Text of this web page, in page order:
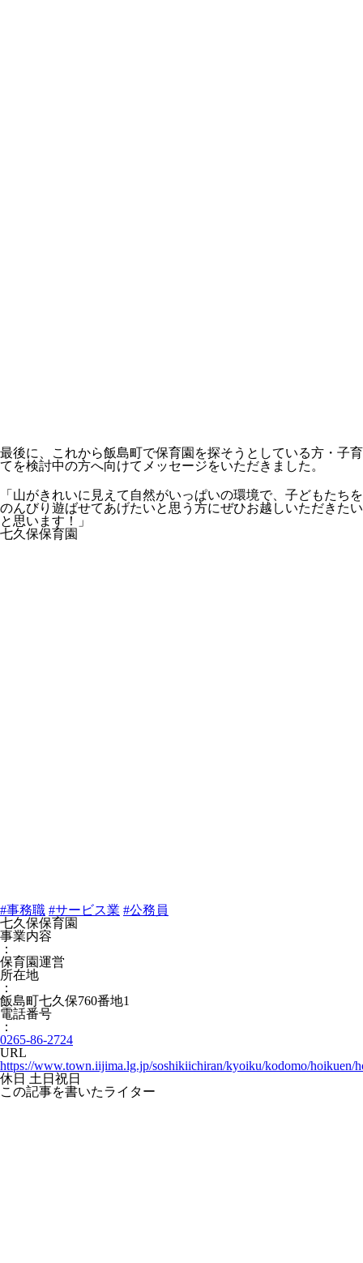
最後に、これから飯島町で保育園を探そうとしている方・子育
てを検討中の方へ向けてメッセージをいただきました。
「山がきれいに見えて自然がいっぱいの環境で、子どもたちを
のんびり遊ばせてあげたいと思う方にぜひお越しいただきたい
と思います！」
七久保保育園
#事務職 #サービス業 #公務員
七久保保育園
事業内容
：
保育園運営
所在地
：
飯島町七久保760番地1
電話番号
：
0265-86-2724
URL
https://www.town.iijima.lg.jp/soshikiichiran/kyoiku/kodomo/hoikuen/
休日 土日祝日
この記事を書いたライター